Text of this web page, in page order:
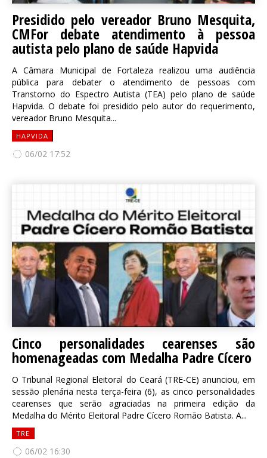
Presidido pelo vereador Bruno Mesquita,
CMFor debate atendimento à pessoa
autista pelo plano de saúde Hapvida
A Câmara Municipal de Fortaleza realizou uma audiência
pública para debater o atendimento de pessoas com
Transtorno do Espectro Autista (TEA) pelo plano de saúde
Hapvida. O debate foi presidido pelo autor do requerimento,
vereador Bruno Mesquita...
HAPVIDA
06/02 17:52
Cinco personalidades cearenses são
homenageadas com Medalha Padre Cícero
O Tribunal Regional Eleitoral do Ceará (TRE-CE) anunciou, em
sessão plenária nesta terça-feira (6), as cinco personalidades
cearenses que serão agraciadas na primeira edição da
Medalha do Mérito Eleitoral Padre Cícero Romão Batista. A...
TRE
06/02 16:30